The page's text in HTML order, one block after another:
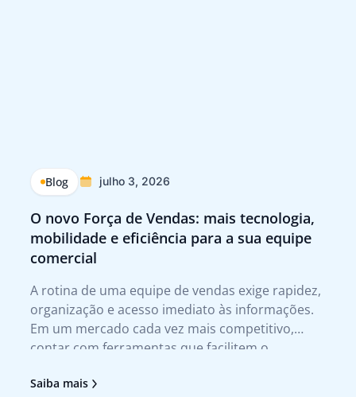
Blog julho 3, 2026
O novo Força de Vendas: mais tecnologia,
mobilidade e eficiência para a sua equipe
comercial
A rotina de uma equipe de vendas exige rapidez,
organização e acesso imediato às informações.
Em um mercado cada vez mais competitivo,
contar com ferramentas que facilitem o
decisão deixou de ser um diferencial para se
Saiba mais